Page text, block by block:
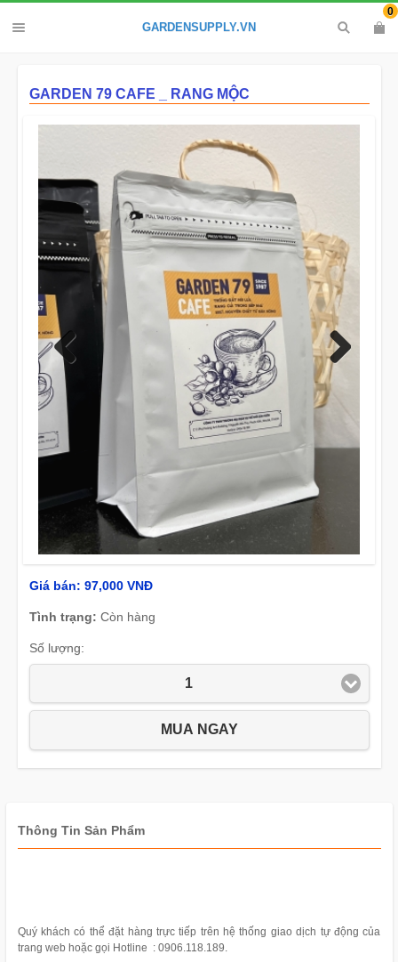
GARDENSUPPLY.VN
0
GARDEN 79 CAFE _ RANG MỘC
Previous Next
Giá bán: 97,000 VNĐ
Tình trạng: Còn hàng
Số lượng:
1
MUA NGAY
Thông Tin Sản Phẩm
Quý khách có thể đặt hàng trực tiếp trên hệ thống giao dịch tự động của
trang web hoặc gọi Hotline : 0906.118.189.